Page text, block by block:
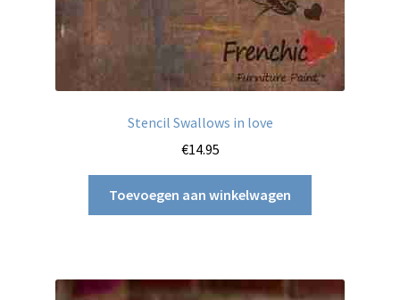
Stencil Swallows in love
€14.95
Toevoegen aan winkelwagen